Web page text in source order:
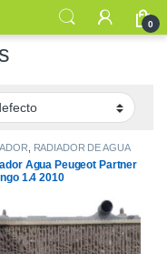
0
RADIADOR DE AGUA
Agua Peugeot Partner
1.4 2010